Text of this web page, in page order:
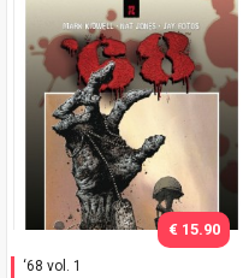
‘68 vol. 1
€ 15.90